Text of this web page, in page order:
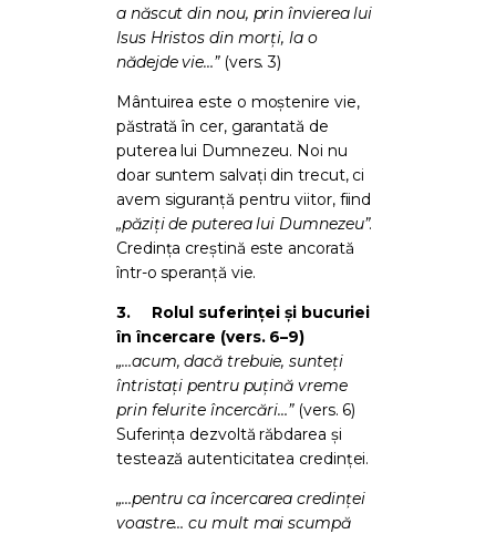
a născut din nou, prin învierea lui
Isus Hristos din morți, la o
nădejde vie…”(vers. 3)
Mântuirea este o moștenire vie,
păstrată în cer, garantată de
puterea lui Dumnezeu. Noi nu
doar suntem salvați din trecut, ci
avem siguranță pentru viitor, fiind
„păziți de puterea lui Dumnezeu”.
Credința creștină este ancorată
într-o speranță vie.
3.
Rolul suferinței și bucuriei
în încercare (vers. 6–9)
„…acum, dacă trebuie, sunteți
întristați pentru puțină vreme
prin felurite încercări…”(vers. 6)
Suferința dezvoltă răbdarea și
testează autenticitatea credinței.
„…pentru ca încercarea credinței
voastre… cu mult mai scumpă